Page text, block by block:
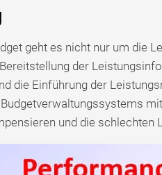
geht es nicht nur um die
der
die Einführung der
und die schlechten